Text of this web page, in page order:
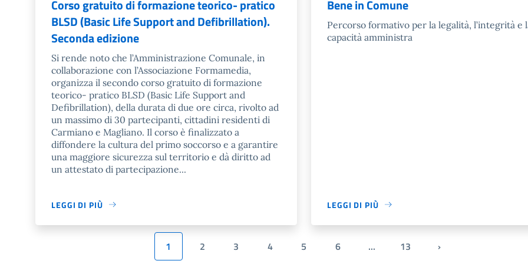
Corso gratuito di formazione teorico- pratico
BLSD (Basic Life Support and Defibrillation).
Seconda edizione
Si rende noto che l’Amministrazione Comunale, in
collaborazione con l’Associazione Formamedia,
organizza il secondo corso gratuito di formazione
teorico- pratico BLSD (Basic Life Support and
Defibrillation), della durata di due ore circa, rivolto ad
un massimo di 30 partecipanti, cittadini residenti di
Carmiano e Magliano. Il corso è finalizzato a
diffondere la cultura del primo soccorso e a garantire
una maggiore sicurezza sul territorio e dà diritto ad
un attestato di partecipazione...
LEGGI DI PIÙ
Bene in Comune
Percorso formativo per la legalità, l’integrità e
capacità amministra
LEGGI DI PIÙ
1 2 3 4 5 6 ... 13 Pagina successiva
›